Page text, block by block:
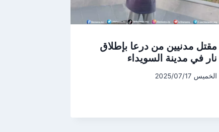
مقتل مدنيين من درعا بإطلاق
نار في مدينة السويداء
الخميس 2025/07/17